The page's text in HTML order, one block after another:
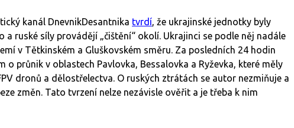
kanál DnevnikDesantnika tvrdí, že ukrajinské jednotky byly
a ruské síly provádějí „čištění“ okolí. Ukrajinci se podle něj nadále
v Tětkinském a Gluškovském směru. Za posledních 24 hodin
o průnik v oblastech Pavlovka, Bessalovka a Ryževka, které měly
dronů a dělostřelectva. O ruských ztrátách se autor nezmiňuje a
změn. Tato tvrzení nelze nezávisle ověřit a je třeba k nim